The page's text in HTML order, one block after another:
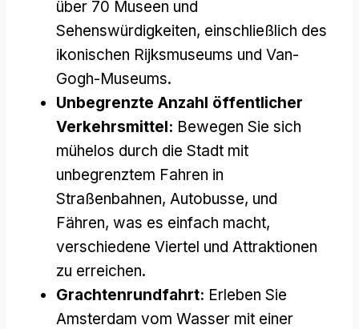
über 70 Museen und
Sehenswürdigkeiten, einschließlich des
ikonischen Rijksmuseums und Van-
Gogh-Museums.
Unbegrenzte Anzahl öffentlicher
Verkehrsmittel: Bewegen Sie sich
mühelos durch die Stadt mit
unbegrenztem Fahren in
Straßenbahnen, Autobusse, und
Fähren, was es einfach macht,
verschiedene Viertel und Attraktionen
zu erreichen.
Grachtenrundfahrt: Erleben Sie
Amsterdam vom Wasser mit einer